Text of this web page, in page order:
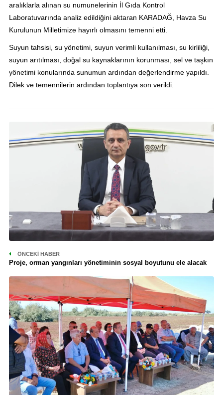
aralıklarla alınan su numunelerinin İl Gıda Kontrol
Laboratuvarında analiz edildiğini aktaran KARADAĞ, Havza Su
Kurulunun Milletimize hayırlı olmasını temenni etti.
Suyun tahsisi, su yönetimi, suyun verimli kullanılması, su kirliliği,
suyun arıtılması, doğal su kaynaklarının korunması, sel ve taşkın
yönetimi konularında sunumun ardından değerlendirme yapıldı.
Dilek ve temennilerin ardından toplantıya son verildi.
ÖNCEKI HABER
Proje, orman yangınları yönetiminin sosyal boyutunu ele alacak